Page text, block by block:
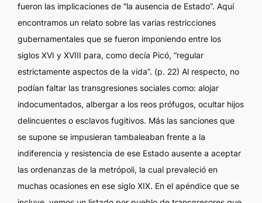
fueron las implicaciones de “la ausencia de Estado”. Aquí
encontramos un relato sobre las varias restricciones
gubernamentales que se fueron imponiendo entre los
siglos XVI y XVIII para, como decía Picó, “regular
estrictamente aspectos de la vida”. (p. 22) Al respecto, no
podían faltar las transgresiones sociales como: alojar
indocumentados, albergar a los reos prófugos, ocultar hijos
delincuentes o esclavos fugitivos. Más las sanciones que
se supone se impusieran tambaleaban frente a la
indiferencia y resistencia de ese Estado ausente a aceptar
las ordenanzas de la metrópoli, la cual prevaleció en
muchas ocasiones en ese siglo XIX. En el apéndice que se